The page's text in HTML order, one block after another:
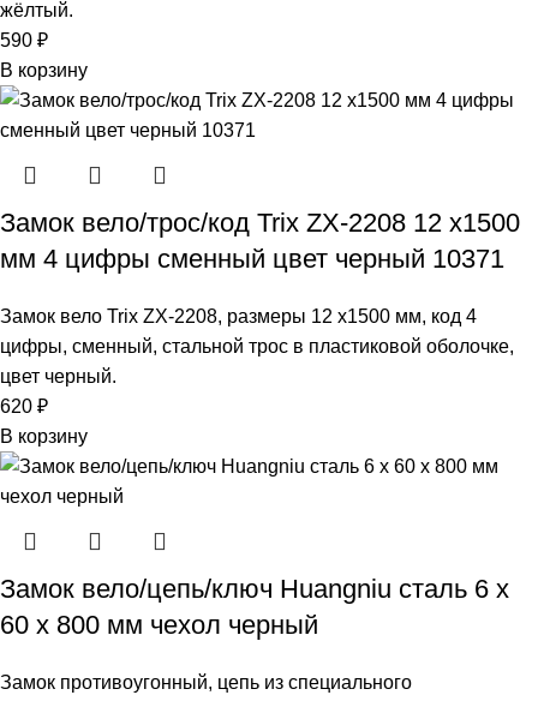
жёлтый.
590 ₽
В корзину
Замок вело/трос/код Trix ZX-2208 12 х1500
мм 4 цифры сменный цвет черный 10371
Замок вело Trix ZX-2208, размеры 12 х1500 мм, код 4
цифры, сменный, стальной трос в пластиковой оболочке,
цвет черный.
620 ₽
В корзину
Замок вело/цепь/ключ Huangniu сталь 6 х
60 х 800 мм чехол черный
Замок противоугонный, цепь из специального